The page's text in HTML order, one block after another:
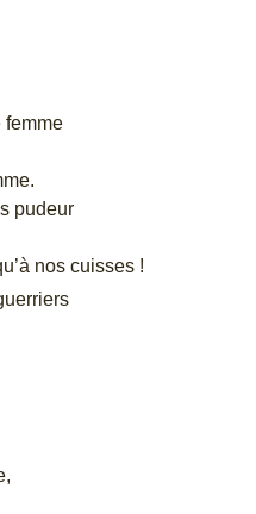
femme
pudeur
nos cuisses !